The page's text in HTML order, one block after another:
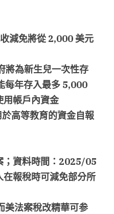
減免將從 2,000 美元
將為新生兒一次性存
每年存入最多
用帳戶內資金
高等教育的資金自報
資料時間： 2025/05
報稅時可減免部分所
美法案稅改精華可参